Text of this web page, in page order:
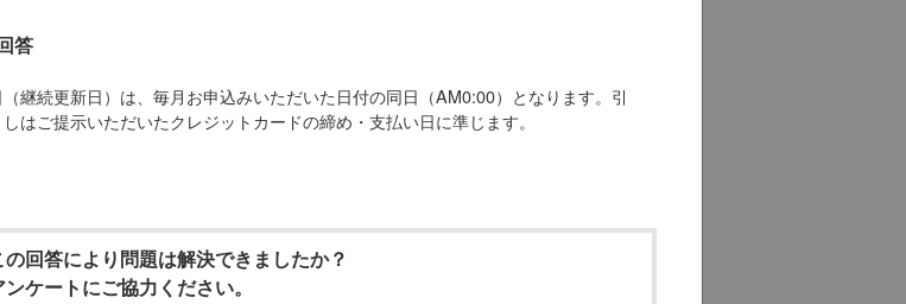
答
継続更新日）は、毎月お申込みいただいた日付の同日（AM0:00）となります。引
はご提示いただいたクレジットカードの締め・支払い日に準じます。
回答により問題は解決できましたか？
ケートにご協力ください。